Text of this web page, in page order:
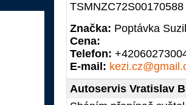
TSMNZC72S00170588
Značka: Poptávka
Cena:
Telefon:
E-mail:
Autoservis Vratislav